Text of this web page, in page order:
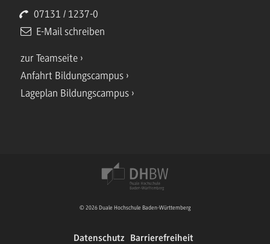
07131 / 1237-0
E-Mail schreiben
zur Teamseite
Anfahrt Bildungscampus
Lageplan Bildungscampus
© 2026 Duale Hochschule Baden-Württemberg
Datenschutz Barrierefreiheit